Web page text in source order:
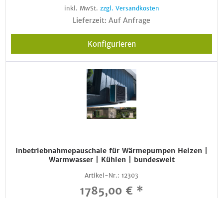
inkl. MwSt. zzgl. Versandkosten
Lieferzeit: Auf Anfrage
Konfigurieren
Inbetriebnahmepauschale für Wärmepumpen Heizen |
Warmwasser | Kühlen | bundesweit
Artikel-Nr.: 12303
1785,00 € *